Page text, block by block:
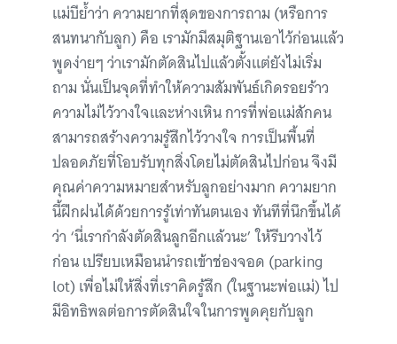
แม่บีย้ำว่า ความยากที่สุดของการถาม (หรือการ
สนทนากับลูก) คือ เรามักมีสมุติฐานเอาไว้ก่อนแล้ว
พูดง่ายๆ ว่าเรามักตัดสินไปแล้วตั้งแต่ยังไม่เริ่ม
ถาม นั่นเป็นจุดที่ทำให้ความสัมพันธ์เกิดรอยร้าว
ความไม่ไว้วางใจและห่างเหิน การที่พ่อแม่สักคน
สามารถสร้างความรู้สึกไว้วางใจ การเป็นพื้นที่
ปลอดภัยที่โอบรับทุกสิ่งโดยไม่ตัดสินไปก่อน จึงมี
คุณค่าความหมายสำหรับลูกอย่างมาก ความยาก
นี้ฝึกฝนได้ด้วยการรู้เท่าทันตนเอง ทันทีที่นึกขึ้นได้
ว่า ‘นี่เรากำลังตัดสินลูกอีกแล้วนะ’ ให้รีบวางไว้
ก่อน เปรียบเหมือนนำรถเข้าช่องจอด (parking
lot) เพื่อไม่ให้สิ่งที่เราคิดรู้สึก (ในฐานะพ่อแม่) ไป
มีอิทธิพลต่อการตัดสินใจในการพูดคุยกับลูก